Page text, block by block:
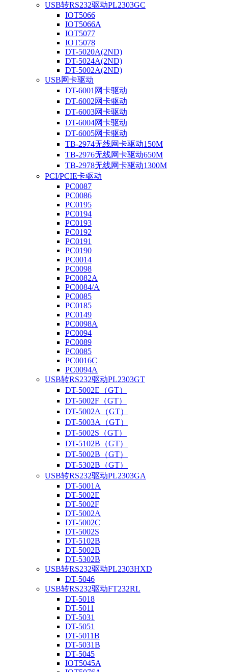
USB转RS232驱动PL2303GC
IOT5066
IOT5066A
IOT5077
IOT5078
DT-5020A(2ND)
DT-5024A(2ND)
DT-5002A(2ND)
USB网卡驱动
DT-6001网卡驱动
DT-6002网卡驱动
DT-6003网卡驱动
DT-6004网卡驱动
DT-6005网卡驱动
TB-2974无线网卡驱动150M
TB-2976无线网卡驱动650M
TB-2978无线网卡驱动1300M
PCI/PCIE卡驱动
PC0087
PC0086
PC0195
PC0194
PC0193
PC0192
PC0191
PC0190
PC0014
PC0098
PC0082A
PC0084/A
PC0085
PC0185
PC0149
PC0098A
PC0094
PC0089
PC0085
PC0016C
PC0094A
USB转RS232驱动PL2303GT
DT-5002E（GT）
DT-5002F（GT）
DT-5002A（GT）
DT-5003A（GT）
DT-5002S（GT）
DT-5102B（GT）
DT-5002B（GT）
DT-5302B（GT）
USB转RS232驱动PL2303GA
DT-5001A
DT-5002E
DT-5002F
DT-5002A
DT-5002C
DT-5002S
DT-5102B
DT-5002B
DT-5302B
USB转RS232驱动PL2303HXD
DT-5046
USB转RS232驱动FT232RL
DT-5018
DT-5011
DT-5031
DT-5051
DT-5011B
DT-5031B
DT-5045
IOT5045A